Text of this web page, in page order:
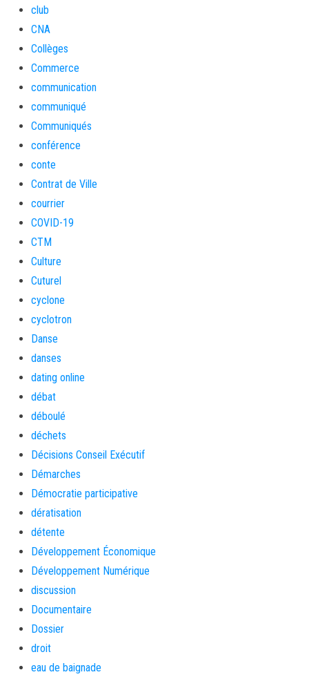
club
CNA
Collèges
Commerce
communication
communiqué
Communiqués
conférence
conte
Contrat de Ville
courrier
COVID-19
CTM
Culture
Cuturel
cyclone
cyclotron
Danse
danses
dating online
débat
déboulé
déchets
Décisions Conseil Exécutif
Démarches
Démocratie participative
dératisation
détente
Développement Économique
Développement Numérique
discussion
Documentaire
Dossier
droit
eau de baignade